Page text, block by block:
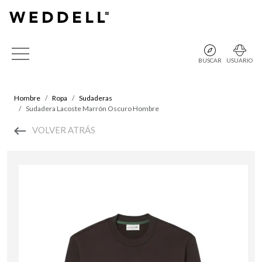
BUSCAR USUARIO
Hombre Ropa
Sudaderas
Sudadera Lacoste Marrón Oscuro Hombre
VOLVER ATRÁS